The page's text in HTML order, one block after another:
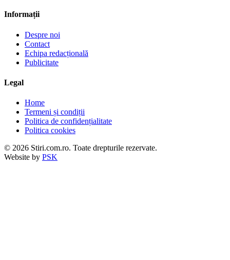
Informații
Despre noi
Contact
Echipa redacțională
Publicitate
Legal
Home
Termeni și condiții
Politica de confidențialitate
Politica cookies
© 2026 Stiri.com.ro. Toate drepturile rezervate.
Website by PSK